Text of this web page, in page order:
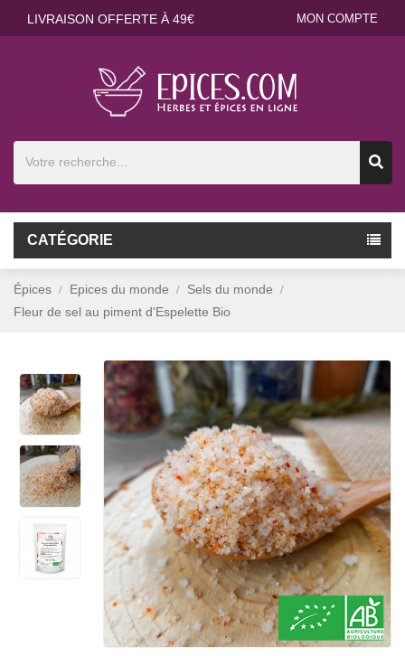
LIVRAISON OFFERTE À 49€ MON COMPTE
CATÉGORIE
Épices Epices du monde
Sels du monde
Fleur de sel au piment d'Espelette Bio